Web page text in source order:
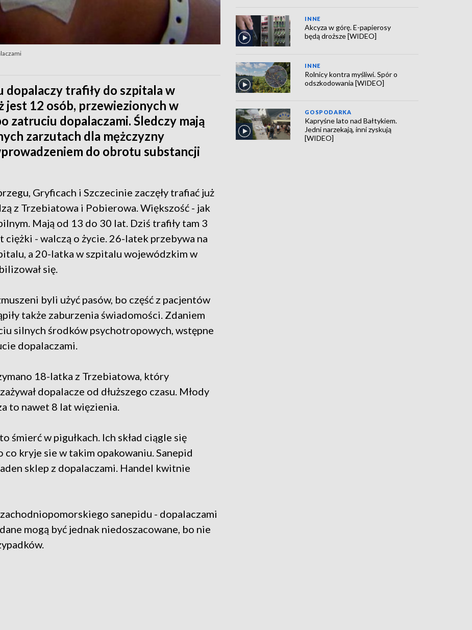
dopalaczy trafiły do szpitala w
jest 12 osób, przewiezionych w
zatruciu dopalaczami. Śledczy mają
zarzutach dla mężczyzny
do obrotu substancji
Gryficach i Szczecinie zaczęły trafiać już
z Trzebiatowa i Pobierowa. Większość - jak
Mają od 13 do 30 lat. Dziś trafiły tam 3
ciężki - walczą o życie. 26-latek przebywa na
a 20-latka w szpitalu wojewódzkim w
się.
byli użyć pasów, bo część z pacjentów
także zaburzenia świadomości. Zdaniem
silnych środków psychotropowych, wstępne
dopalaczami.
18-latka z Trzebiatowa, który
dopalacze od dłuższego czasu. Młody
to nawet 8 lat więzienia.
śmierć w pigułkach. Ich skład ciągle się
kryje sie w takim opakowaniu. Sanepid
sklep z dopalaczami. Handel kwitnie
sanepidu - dopalaczami
mogą być jednak niedoszacowane, bo nie
INNE
Akcyza w górę. E-papierosy
będą droższe [WIDEO]
INNE
Rolnicy kontra myśliwi. Spór o
odszkodowania [WIDEO]
GOSPODARKA
Kapryśne lato nad Bałtykiem.
Jedni narzekają, inni zyskują
[WIDEO]